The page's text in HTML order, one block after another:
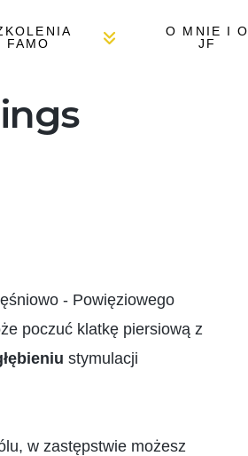
FAMO
O MNIE I O
JF
- Powięziowego
poczuć klatkę piersiową z
stymulacji
w zastępstwie możesz